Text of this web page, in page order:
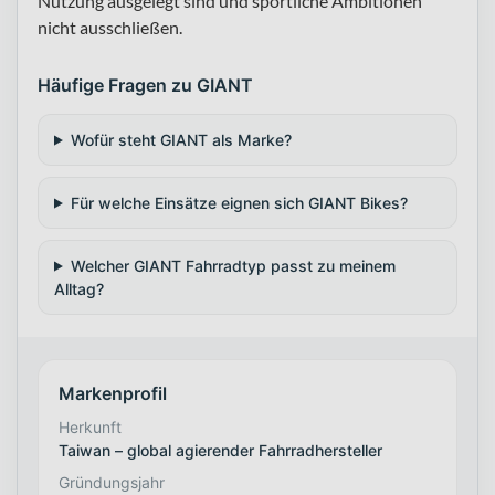
nicht ausschließen.
Häufige Fragen zu GIANT
Wofür steht GIANT als Marke?
Für welche Einsätze eignen sich GIANT Bikes?
Welcher GIANT Fahrradtyp passt zu meinem
Alltag?
Markenprofil
Herkunft
Taiwan – global agierender Fahrradhersteller
Gründungsjahr